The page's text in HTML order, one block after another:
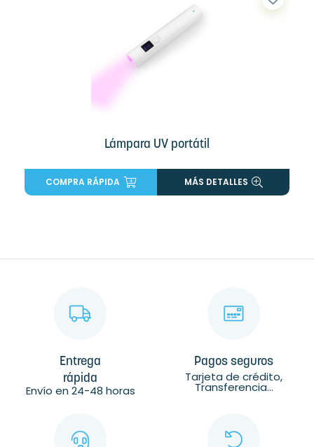
Lámpara UV portátil
COMPRA RÁPIDA MÁS DETALLES
Entrega
rápida
Envío en 24-48 horas
Pagos seguros
Tarjeta de crédito,
Transferencia...